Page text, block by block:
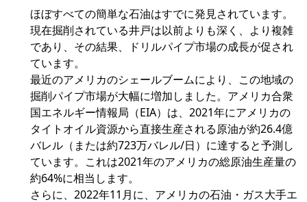
ほぼすべての簡単な石油はすでに発見されています。
現在掘削されている井戸は以前よりも深く、より複雑
であり、その結果、ドリルパイプ市場の成長が促され
ています。
最近のアメリカのシェールブームにより、この地域の
掘削パイプ市場が大幅に増加しました。アメリカ合衆
国エネルギー情報局（EIA）は、2021年にアメリカの
タイトオイル資源から直接生産される原油が約26.4億
バレル（または約723万バレル/日）に達すると予測し
ています。これは2021年のアメリカの総原油生産量の
約64%に相当します。
さらに、2022年11月に、アメリカの石油・ガス大手エ